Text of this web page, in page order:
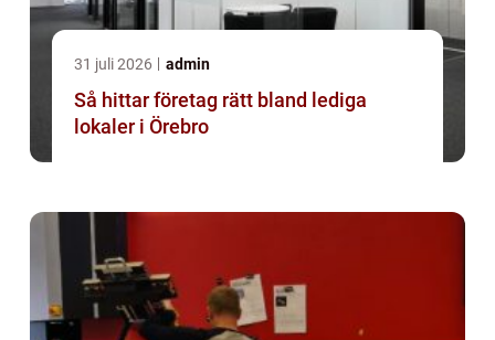
31 juli 2026 admin
Så hittar företag rätt bland lediga
lokaler i Örebro